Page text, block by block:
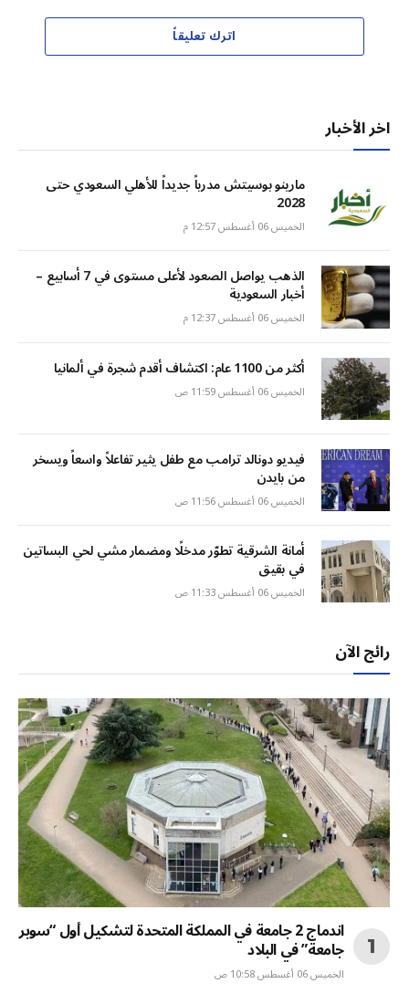
اترك تعليقاً
اخر الأخبار
مارينو بوسيتش مدرباً جديداً للأهلي السعودي حتى
2028
الخميس 06 أغسطس 12:57 م
الذهب يواصل الصعود لأعلى مستوى في 7 أسابيع –
أخبار السعودية
الخميس 06 أغسطس 12:37 م
أكثر من 1100 عام: اكتشاف أقدم شجرة في ألمانيا
الخميس 06 أغسطس 11:59 ص
فيديو دونالد ترامب مع طفل يثير تفاعلاً واسعاً ويسخر
من بايدن
الخميس 06 أغسطس 11:56 ص
أمانة الشرقية تطوّر مدخلًا ومضمار مشي لحي البساتين
في بقيق
الخميس 06 أغسطس 11:33 ص
رائج الآن
اندماج 2 جامعة في المملكة المتحدة لتشكيل أول “سوبر
جامعة” في البلاد
الخميس 06 أغسطس 10:58 ص